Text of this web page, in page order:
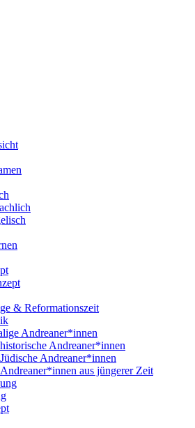
& Reformationszeit
Andreaner*innen
historische Andreaner*innen
Jüdische Andreaner*innen
Andreaner*innen aus jüngerer Zeit